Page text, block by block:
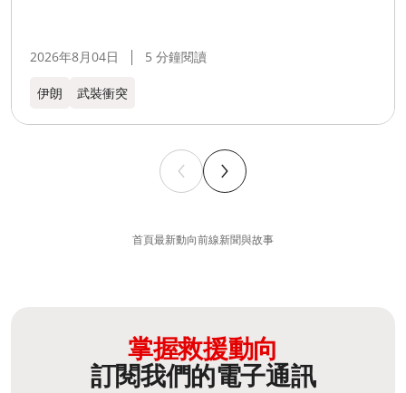
2026年8月04日 5 分鐘閱讀
伊朗 武裝衝突
首頁最新動向前線新聞與故事
掌握救援動向
訂閱我們的電子通訊